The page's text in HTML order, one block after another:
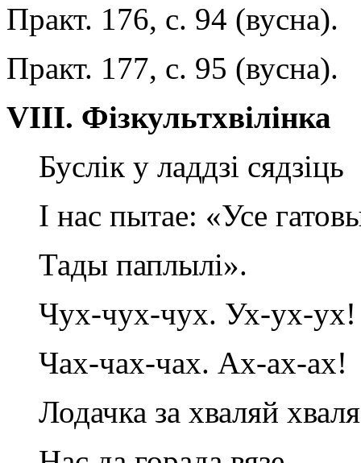
Практ. 176, с. 94 (вусна).
Практ. 177, с. 95 (вусна).
VІII. Фізкультхвілінка
Буслік у ладдзі сядзіць
I нас пытае: «Усе
Тады паплылі».
Чух-чух-чух. Ух-ух-ух!
Чах-чах-чах. Ах-ах-ах!
Лодачка за хваляй хваля